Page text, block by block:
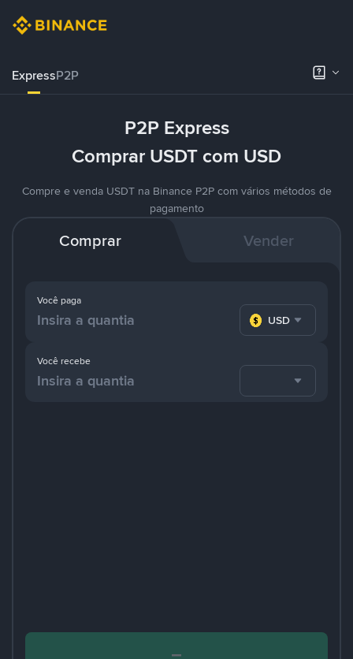
ExpressP2P
P2P Express
Comprar USDT com USD
Compre e venda USDT na Binance P2P com vários métodos de
pagamento
Comprar Vender
Você paga
USD
Você recebe